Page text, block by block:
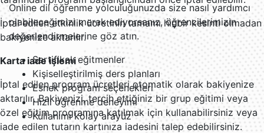
İptal edilen etkinlik ücretinin tamamı hiçbir kesinti olmadan
bakiyenize aktarılır.
Karta iade işlemi
İptal edilen program ücretleri otomatik olarak bakiyenize
aktarılır. Bakiyenizi, tercih ettiğiniz bir grup eğitimi veya
özel eğitim programına katılmak için kullanabilirsiniz veya
iade edilen tutarın kartınıza iadesini talep edebilirsiniz.
Online dil öğrenme yolculuğunuzda size nasıl yardımcı
olabileceğimizi merak ediyorsanız, öğrencilerimizin
değerlendirmelerine göz atın.
Sertifikalı eğitmenler
Kişiselleştirilmiş ders planları
Esnek program seçenekleri
Hızlı öğrenme deneyimi
Kullanımı kolay arayüz